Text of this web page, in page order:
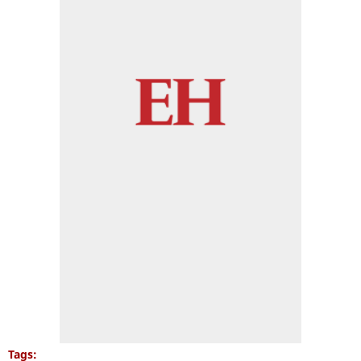
Tags: